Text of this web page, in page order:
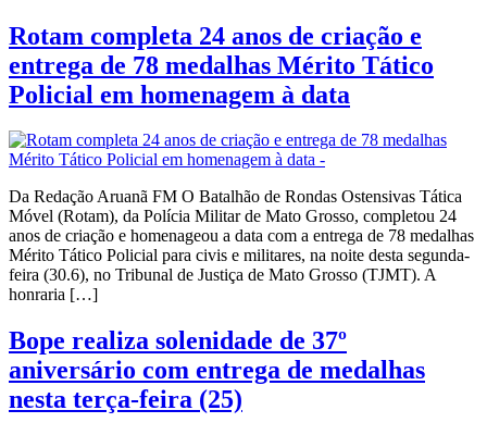
Rotam completa 24 anos de criação e
entrega de 78 medalhas Mérito Tático
Policial em homenagem à data
Da Redação Aruanã FM O Batalhão de Rondas Ostensivas Tática
Móvel (Rotam), da Polícia Militar de Mato Grosso, completou 24
anos de criação e homenageou a data com a entrega de 78 medalhas
Mérito Tático Policial para civis e militares, na noite desta segunda-
feira (30.6), no Tribunal de Justiça de Mato Grosso (TJMT). A
honraria […]
Bope realiza solenidade de 37º
aniversário com entrega de medalhas
nesta terça-feira (25)